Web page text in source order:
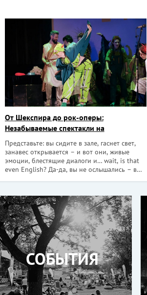
От Шекспира до рок-оперы:
Незабываемые спектакли на
английском языке
Представьте: вы сидите в зале, гаснет свет,
занавес открывается – и вот они, живые
эмоции, блестящие диалоги и… wait, is that
even English? Да-да, вы не ослышались – в
нюанс: таких постановок не то чтобы очень м
СОБЫТИЯ